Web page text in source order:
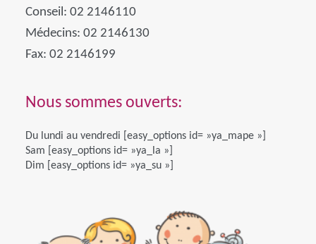
Conseil: 02 2146110
Médecins: 02 2146130
Fax: 02 2146199
Nous sommes ouverts:
Du lundi au vendredi [easy_options id= »ya_mape »]
Sam [easy_options id= »ya_la »]
Dim [easy_options id= »ya_su »]